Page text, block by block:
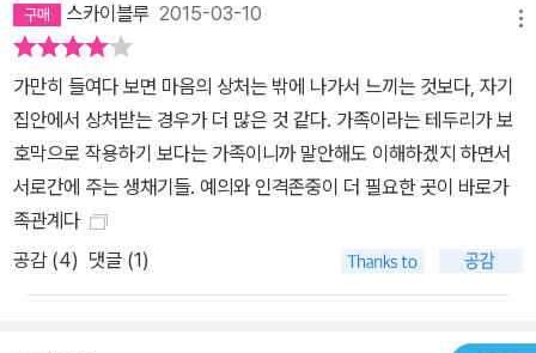
소외 때문에 생기는 갈등, 말다툼도 제대로 해야 한다는 사실, 사과에
대한 오해들 등을 실제 가정의 재미있고 다양한 사례들을 들어 쉽게
공감가도록 설명한다. 또한 2부에서는 좀더 가족의 유형별로, 부부,
부모와 자녀, 형제자매, 시가와 처가 관계에서 필요한 대화법들을 보
여준다. 저자가 가장 권하는 것은 무엇보다도 이렇게 ‘아’ 다르고 ‘어’
다른 가족의 말하기 습관을 화두로 삼아 대화하는 자리를 마련하는
것이다. 말에 대한 말하기를 통해 서로의 입장을 이해하고 오해를 푸
는 시간을 가끔씩이라도 가져보면 하루하루 달라져 가는 관계를 느끼
게 될 것이다. 내가 그토록 원했던 가족 관계를 다시 되찾게 해주는 것
스카이블루 2015-03-10
가만히 들여다 보면 마음의 상처는 밖에 나가서 느끼는 것보다, 자기
집안에서 상처받는 경우가 더 많은 것 같다. 가족이라는 테두리가 보
호막으로 작용하기 보다는 가족이니까 말안해도 이해하겠지 하면서
서로간에 주는 생채기들. 예의와 인격존중이 더 필요한 곳이 바로가
족관계다
공감 (4) 댓글 (1)